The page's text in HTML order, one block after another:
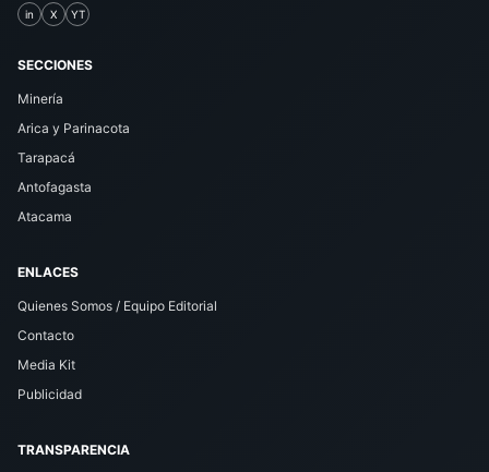
in X YT
SECCIONES
Minería
Arica y Parinacota
Tarapacá
Antofagasta
Atacama
ENLACES
Quienes Somos / Equipo Editorial
Contacto
Media Kit
Publicidad
TRANSPARENCIA